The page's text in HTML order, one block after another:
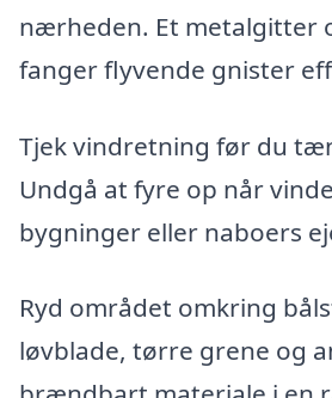
nærheden. Et metalgitter
fanger flyvende gnister
Tjek vindretning før du
Undgå at fyre op når
bygninger eller naboers
Ryd området omkring
løvblade, tørre grene og